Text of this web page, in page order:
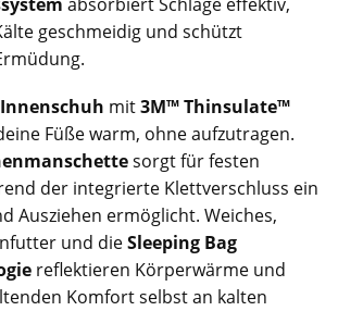
geschmeidig und schützt
mit3M™ Thinsulate™
Füße warm, ohne aufzutragen.
sorgt für festen
der integrierte Klettverschluss ein
Ausziehen ermöglicht. Weiches,
und dieSleeping Bag
reflektieren Körperwärme und
Komfort selbst an kalten